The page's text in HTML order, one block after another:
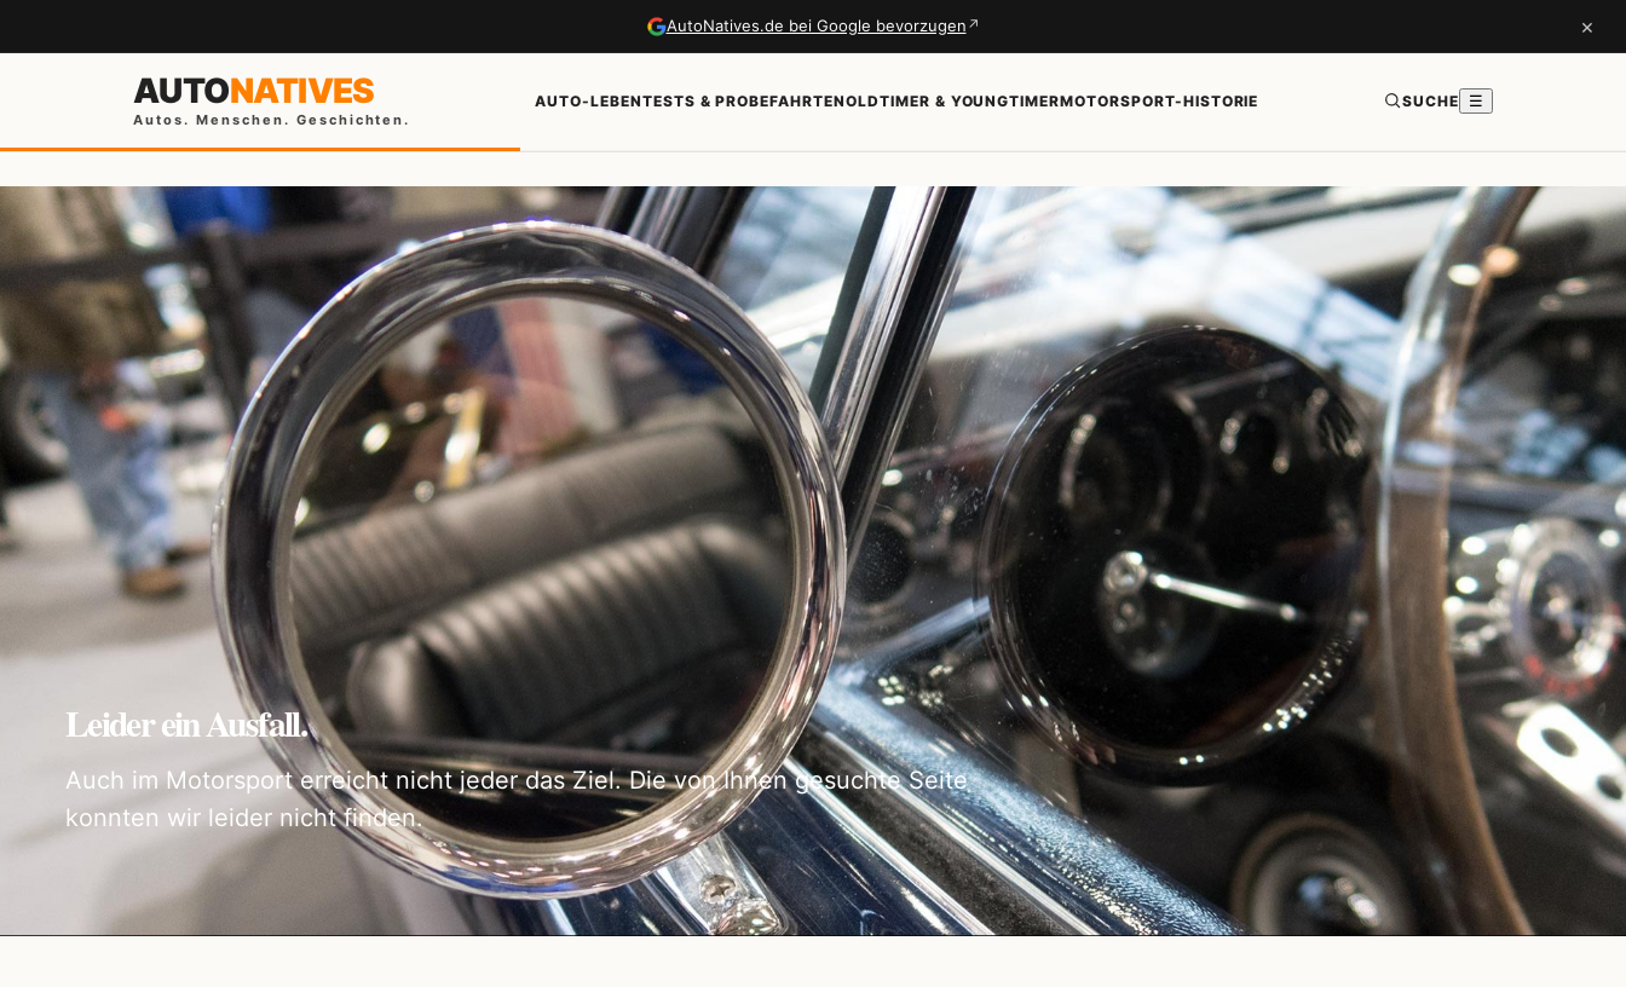
AutoNatives.de bei Google bevorzugen ↗ ×
AUTONATIVES
Autos. Menschen. Geschichten.
AUTO-LEBENTESTS & PROBEFAHRTENOLDTIMER & YOUNGTIMERMOTORSPORT-HISTORIE SUCHE ☰
Leider ein Ausfall.
Auch im Motorsport erreicht nicht jeder das Ziel. Die von Ihnen gesuchte Seite
konnten wir leider nicht finden.